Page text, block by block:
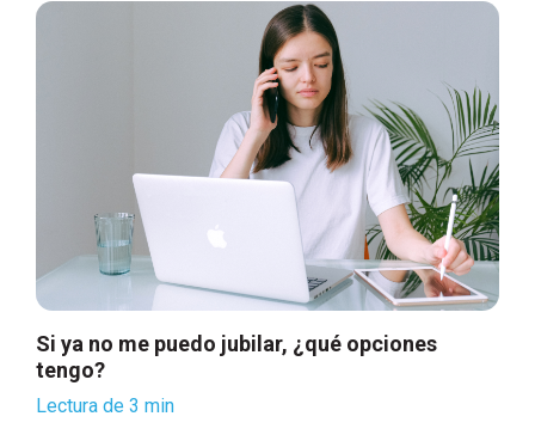
Si ya no me puedo jubilar, ¿qué opciones
tengo?
Lectura de 3 min